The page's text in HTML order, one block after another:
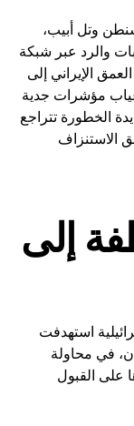
وتل أبيب،
والرد عبر شبكة
الإيراني إلى
غياب مؤشرات جدية
الخطورة تتراجع
الاستنزاف
إلى
استهدفت
في محاولة
على القبول